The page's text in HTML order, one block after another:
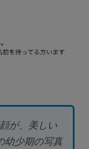
が、美しい
幼少期の写真